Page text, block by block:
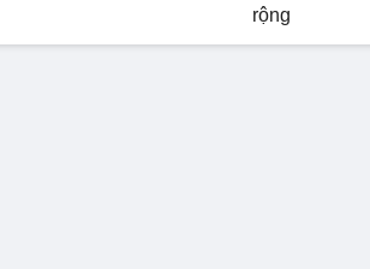
rộng